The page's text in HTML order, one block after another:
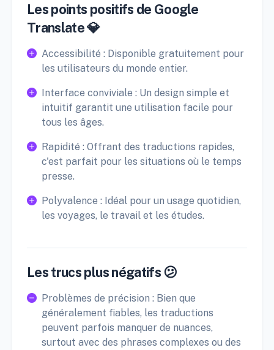
Les points positifs de Google
Translate 💎
Accessibilité : Disponible gratuitement pour
les utilisateurs du monde entier.
Interface conviviale : Un design simple et
intuitif garantit une utilisation facile pour
tous les âges.
Rapidité : Offrant des traductions rapides,
c'est parfait pour les situations où le temps
presse.
Polyvalence : Idéal pour un usage quotidien,
les voyages, le travail et les études.
Les trucs plus négatifs 😕
Problèmes de précision : Bien que
généralement fiables, les traductions
peuvent parfois manquer de nuances,
surtout avec des phrases complexes ou des